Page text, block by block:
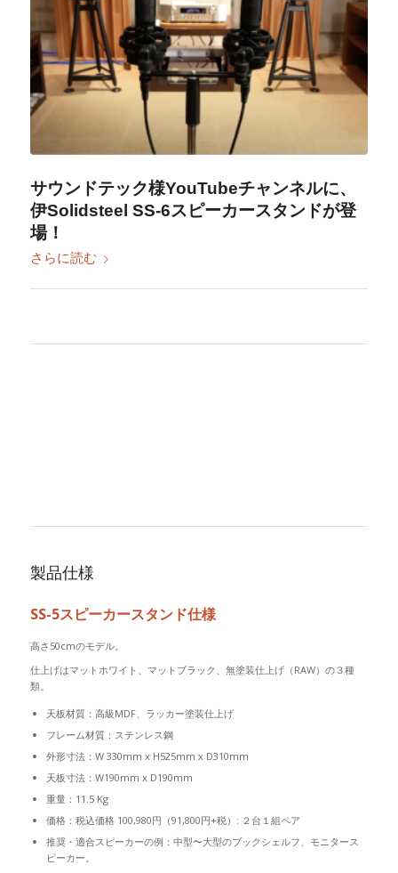
サウンドテック様YouTubeチャンネルに、
伊Solidsteel SS-6スピーカースタンドが登
場！
さらに読む
製品仕様
SS-5スピーカースタンド仕様
高さ50cmのモデル。
仕上げはマットホワイト、マットブラック、無塗装仕上げ（RAW）の３種
類。
天板材質：高級MDF、ラッカー塗装仕上げ
フレーム材質：ステンレス鋼
外形寸法：W 330mm x H525mm x D310mm
天板寸法：W190mm x D190mm
重量：11.5 Kg
価格：税込価格 100,980円（91,800円+税）: ２台１組ペア
推奨・適合スピーカーの例：中型〜大型のブックシェルフ、モニタース
ピーカー。